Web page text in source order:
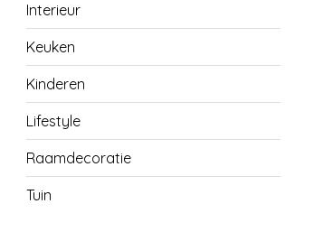
Interieur
Keuken
Kinderen
Lifestyle
Raamdecoratie
Tuin